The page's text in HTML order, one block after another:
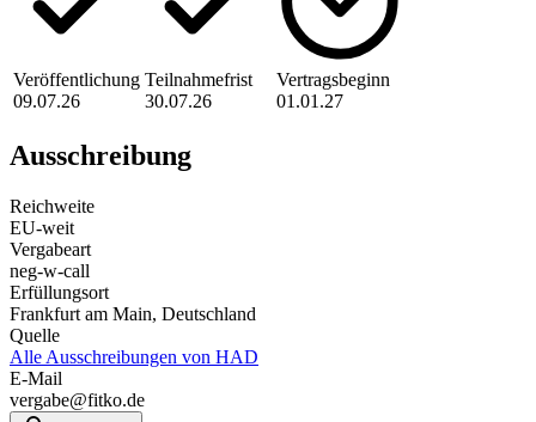
Veröffentlichung
09.07.26
Teilnahmefrist
30.07.26
Vertragsbeginn
01.01.27
Ausschreibung
Reichweite
EU-weit
Vergabeart
neg-w-call
Erfüllungsort
Frankfurt am Main, Deutschland
Quelle
Alle Ausschreibungen von HAD
E-Mail
vergabe@fitko.de